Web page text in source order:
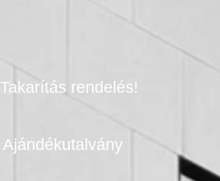
Takarítás rendelés!
Ajándékutalvány